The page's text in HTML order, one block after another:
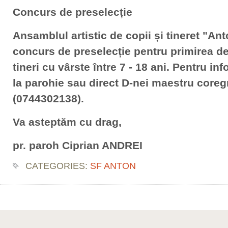
Concurs de preselecție
Ansamblul artistic de copii și tineret
concurs de preselecție pentru primirea
tineri cu vârste între 7 - 18 ani. Pentru
la parohie sau direct D-nei maestru
(0744302138).
Va asteptăm cu drag,
pr. paroh Ciprian ANDREI
CATEGORIES: SF ANTON